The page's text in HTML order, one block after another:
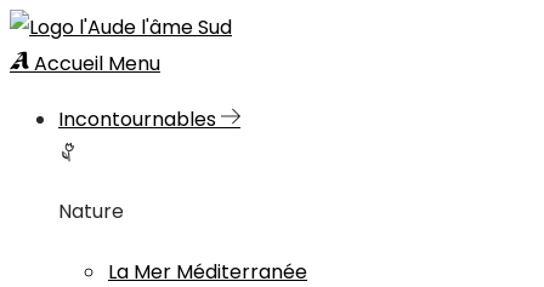
Accueil Menu
Incontournables
Nature
La Mer Méditerranée